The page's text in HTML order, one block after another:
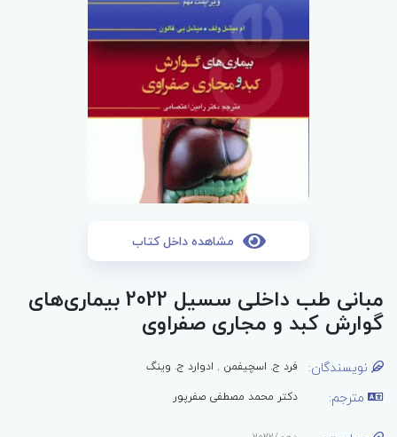
مشاهده داخل کتاب
مبانی طب داخلی سسیل 2022 بیماری‌های
گوارش کبد و مجاری صفراوی
نویسندگان: فرد ج. اسچیفمن , ادوارد ج. وینگ
مترجم: دکتر محمد مصطفی صفرپور